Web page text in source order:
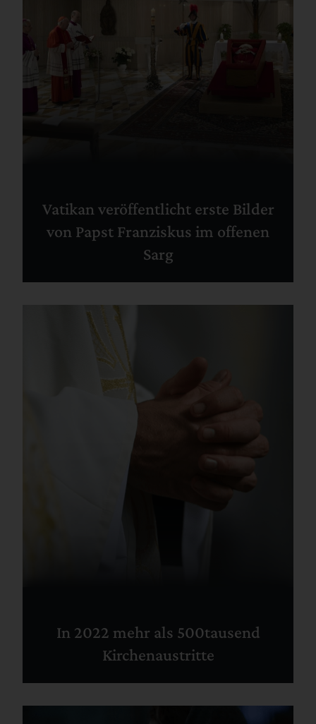
Vatikan veröffentlicht erste Bilder
von Papst Franziskus im offenen
Sarg
In 2022 mehr als 500tausend
Kirchenaustritte